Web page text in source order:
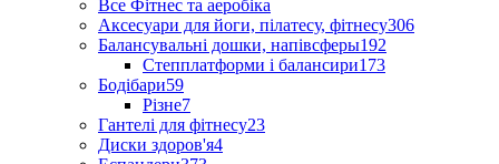
Все Фітнес та аеробіка
Аксесуари для йоги, пілатесу, фітнесу306
Балансувальні дошки, напівсферы192
Степплатформи і балансири173
Бодібари59
Різне7
Гантелі для фітнесу23
Диски здоров'я4